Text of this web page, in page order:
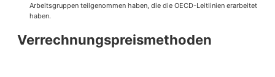
Arbeitsgruppen teilgenommen haben, die die OECD-Leitlinien erarbeitet
haben.
Verrechnungspreismethoden